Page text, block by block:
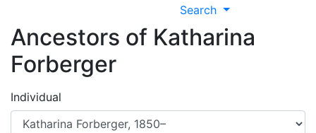
Search
Ancestors of Katharina
Forberger
Individual